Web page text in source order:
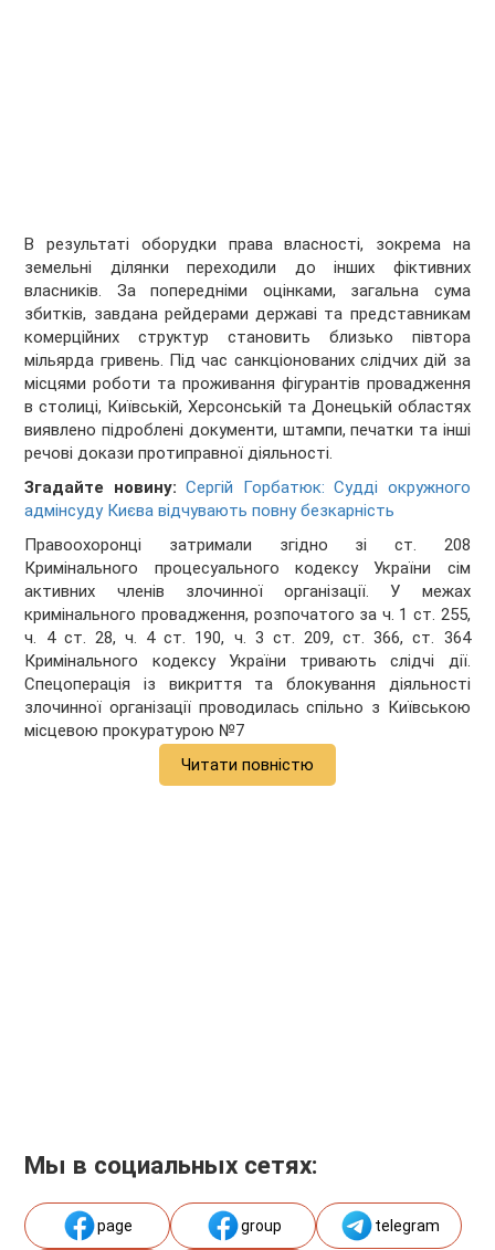
В результаті оборудки права власності, зокрема на
земельні ділянки переходили до інших фіктивних
власників. За попередніми оцінками, загальна сума
збитків, завдана рейдерами державі та представникам
комерційних структур становить близько півтора
мільярда гривень. Під час санкціонованих слідчих дій за
місцями роботи та проживання фігурантів провадження
в столиці, Київській, Херсонській та Донецькій областях
виявлено підроблені документи, штампи, печатки та інші
речові докази протиправної діяльності.
Згадайте новину:Сергій Горбатюк: Судді окружного
адмінсуду Києва відчувають повну безкарність
Правоохоронці затримали згідно зі ст. 208
Кримінального процесуального кодексу України сім
активних членів злочинної організації. У межах
кримінального провадження, розпочатого за ч. 1 ст. 255,
ч. 4 ст. 28, ч. 4 ст. 190, ч. 3 ст. 209, ст. 366, ст. 364
Кримінального кодексу України тривають слідчі дії.
Спецоперація із викриття та блокування діяльності
злочинної організації проводилась спільно з Київською
місцевою прокуратурою №7
Читати повністю
Мы в социальных сетях:
page group telegram